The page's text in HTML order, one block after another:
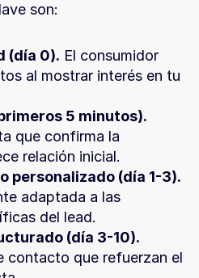
son:
(día 0). El consumidor
al mostrar interés en tu
5 minutos).
que confirma la
relación inicial.
personalizado (día 1-3).
adaptada a las
del lead.
(día 3-10).
contacto que refuerzan el